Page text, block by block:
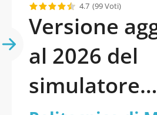
4.7 (99 Voti)
Versione
al 2026 del
simulatore